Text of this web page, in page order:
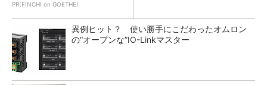
PR(FINCHI on GOETHE)
異例ヒット？ 使い勝手にこだわったオムロン
の“オープンな”IO-Linkマスター